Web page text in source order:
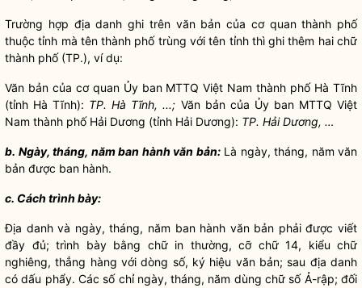
Trường hợp địa danh ghi trên văn bản của cơ quan thành phố
thuộc tỉnh mà tên thành phố trùng với tên tỉnh thì ghi thêm hai chữ
thành phố (TP.), ví dụ:
Văn bản của cơ quan Ủy ban MTTQ Việt Nam thành phố Hà Tĩnh
(tỉnh Hà Tĩnh): TP. Hà Tĩnh, ...; Văn bản của Ủy ban MTTQ Việt
Nam thành phố Hải Dương (tỉnh Hải Dương): TP. Hải Dương, …
b. Ngày, tháng, năm ban hành văn bản:Là ngày, tháng, năm văn
bản được ban hành.
c. Cách trình bày:
Địa danh và ngày, tháng, năm ban hành văn bản phải được viết
đầy đủ; trình bày bằng chữ in thường, cỡ chữ 14, kiểu chữ
nghiêng, thẳng hàng với dòng số, ký hiệu văn bản; sau địa danh
có dấu phẩy. Các số chỉ ngày, tháng, năm dùng chữ số Ả-rập; đối